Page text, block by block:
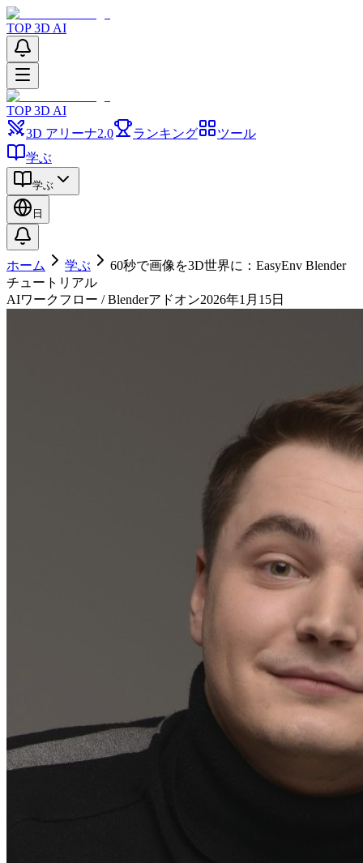
TOP 3D AI
TOP 3D AI
3D アリーナ2.0 ランキング
ツール
学ぶ
学ぶ
日
ホーム 学ぶ
60秒で画像を3D世界に：EasyEnv Blender
チュートリアル
AIワークフロー / Blenderアドオン2026年1月15日